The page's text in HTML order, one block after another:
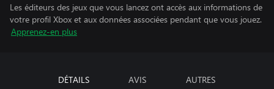
Les éditeurs des jeux que vous lancez ont accès aux informations de
votre profil Xbox et aux données associées pendant que vous jouez.
Apprenez-en plus
DÉTAILS AVIS AUTRES